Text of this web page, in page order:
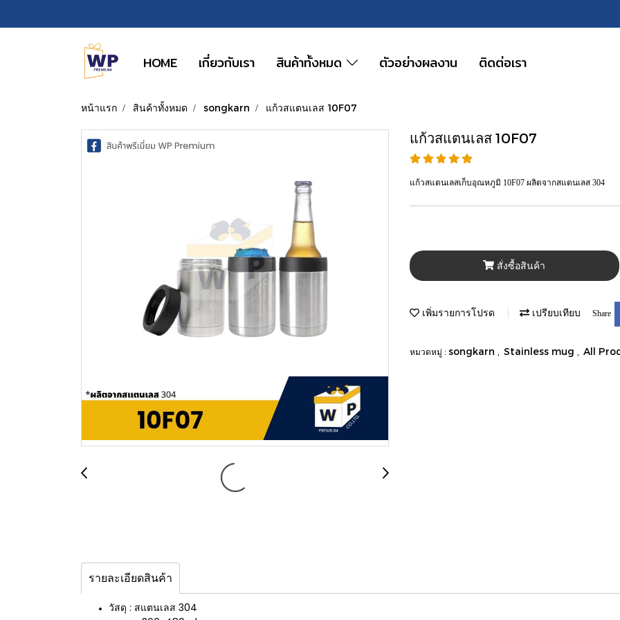
HOME เกี่ยวกับเรา สินค้าทั้งหมด ตัวอย่างผลงาน ติดต่อเรา
หน้าแรก สินค้าทั้งหมด songkarn แก้วสแตนเลส 10F07
แก้วสแตนเลส 10F07
แก้วสแตนเลสเก็บอุณหภูมิ 10F07 ผลิตจากสแตนเลส 304
สั่งซื้อสินค้า
เพิ่มรายการโปรด เปรียบเทียบ Share
หมวดหมู่ : songkarn Stainless mug All
รายละเอียดสินค้า
วัสดุ : สแตนเลส 304